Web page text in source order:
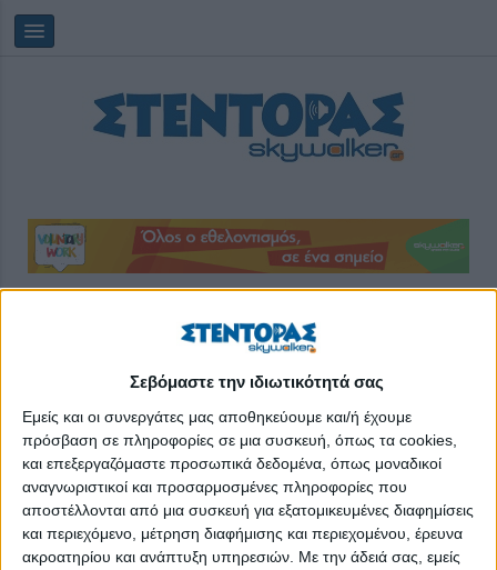
Σεβόμαστε την ιδιωτικότητά σας
Εμείς και οι συνεργάτες μας αποθηκεύουμε και/ή έχουμε
πρόσβαση σε πληροφορίες σε μια συσκευή, όπως τα cookies,
και επεξεργαζόμαστε προσωπικά δεδομένα, όπως μοναδικοί
αναγνωριστικοί και προσαρμοσμένες πληροφορίες που
αποστέλλονται από μια συσκευή για εξατομικευμένες διαφημίσεις
και περιεχόμενο, μέτρηση διαφήμισης και περιεχομένου, έρευνα
ακροατηρίου και ανάπτυξη υπηρεσιών. Με την άδειά σας, εμείς
Πέμπτη, 06/08/202603:17:08
Αν ο GDPR ήταν πρόβλημα, περιμένετε να δείτε τον e-
Privacy